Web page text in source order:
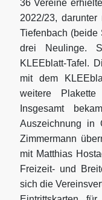
36 Vereine
2022/23,
Tiefenbach
drei Neulinge.
KLEEblatt-Tafel.
mit dem
weitere
Insgesamt
Auszeichnung in
Zimmermann
mit Matthias
Freizeit- und
sich die